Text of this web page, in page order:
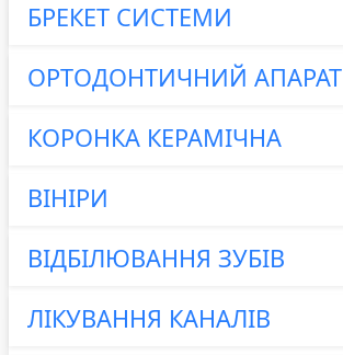
БРЕКЕТ СИСТЕМИ
ОРТОДОНТИЧНИЙ АПАРАТ
КОРОНКА КЕРАМІЧНА
ВІНІРИ
ВІДБІЛЮВАННЯ ЗУБІВ
ЛІКУВАННЯ КАНАЛІВ